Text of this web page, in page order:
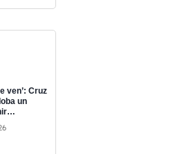
ven’: Cruz
un